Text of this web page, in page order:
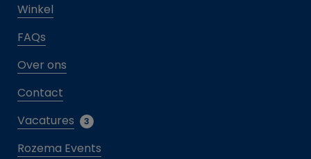
Winkel
FAQs
Over ons
Contact
Vacatures
3
Rozema Events